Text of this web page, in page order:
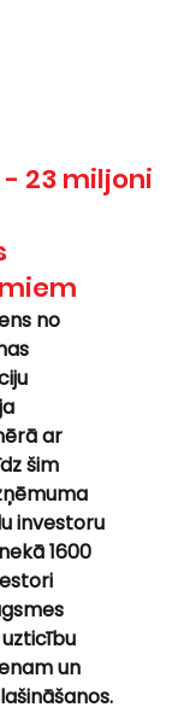
23 miljoni
no
ar
šim
investoru
1600
un